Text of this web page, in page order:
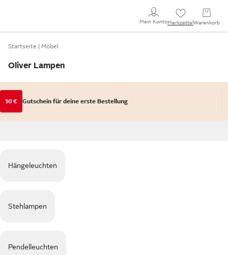
Mein KontoMerkzettel Warenkorb
Startseite Möbel
Oliver Lampen
10 € Gutschein für deine erste Bestellung
Hängeleuchten
Stehlampen
Pendelleuchten